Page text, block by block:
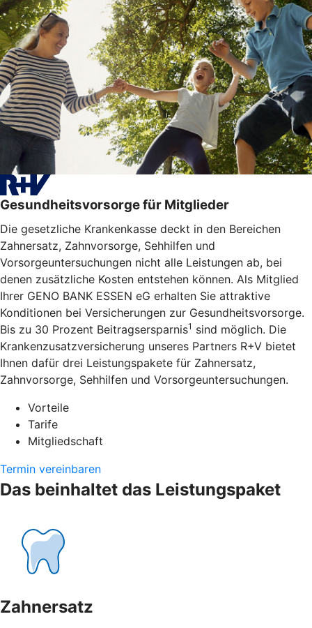
Gesundheitsvorsorge für Mitglieder
Die gesetzliche Krankenkasse deckt in den Bereichen
Zahnersatz, Zahnvorsorge, Sehhilfen und
Vorsorgeuntersuchungen nicht alle Leistungen ab, bei
denen zusätzliche Kosten entstehen können. Als Mitglied
Ihrer GENO BANK ESSEN eG erhalten Sie attraktive
Konditionen bei Versicherungen zur Gesundheitsvorsorge.
Bis zu 30 Prozent Beitragsersparnis1 sind möglich. Die
Krankenzusatzversicherung unseres Partners R+V bietet
Ihnen dafür drei Leistungspakete für Zahnersatz,
Zahnvorsorge, Sehhilfen und Vorsorgeuntersuchungen.
Vorteile
Tarife
Mitgliedschaft
Termin vereinbaren
Das beinhaltet das Leistungspaket
Zahnersatz